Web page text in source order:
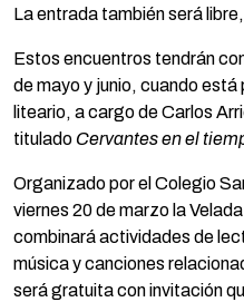
La entrada también será
Estos encuentros tendrán
de mayo y junio, cuando
liteario, a cargo de Carlos
titulado Cervantes en el
Organizado por el Colegio
viernes 20 de marzo la
combinará actividades de
música y canciones
será gratuita con invitación